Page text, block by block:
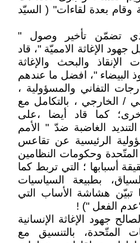
وقام بعدة لقاءات" ( السيّد
تضمّن تأخير وصول "
جهود الإغاثة الامميّة "، قاد
الإنقاذ والبحث والإغاثة
البيضاء "، افضل ما عندهم
التفاني والمسؤولية ،
/ الخارجي ، بالتكامل مع
كما قاد أيضا ،على
الغاضبة ضدّ " الأمم
الرئيسية عن تقاعس
المتّحدة وحكومات النظامين
أسبابها ؛ التي تربط كما
بطبيعة السياسيات
تبيّن هشاشة الأساب التي
"عدم الفعل ") !
جهود الإغاثة الإنسانية
المتّحدة، بالتنسيق مع